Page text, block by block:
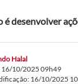
desenvolver
Halal
16/10/2025 09h49
16/10/2025